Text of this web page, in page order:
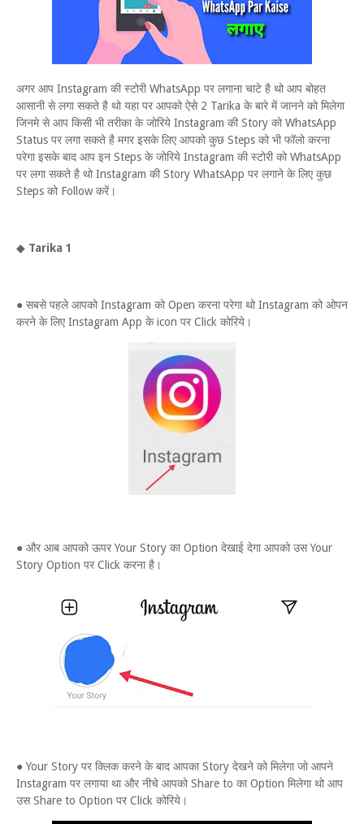
अगर आप Instagram की स्टोरी WhatsApp पर लगाना चाटे है थो आप बोहत
आसानी से लगा सकते है थो यहा पर आपको ऐसे 2 Tarika के बारे में जानने को मिलेगा
जिनमे से आप किसी भी तरीका के जोरिये Instagram की Story को WhatsApp
Status पर लगा सकते है मगर इसके लिए आपको कुछ Steps को भी फॉलो करना
परेगा इसके बाद आप इन Steps के जोरिये Instagram की स्टोरी को WhatsApp
पर लगा सकते है थो Instagram की Story WhatsApp पर लगाने के लिए कुछ
Steps को Follow करें।
◆ Tarika 1
● सबसे पहले आपको Instagram को Open करना परेगा थो Instagram को ओपन
करने के लिए Instagram App के icon पर Click कोरिये।
● और आब आपको ऊपर Your Story का Option देखाई देगा आपको उस Your
Story Option पर Click करना है।
● Your Story पर क्लिक करने के बाद आपका Story देखने को मिलेगा जो आपने
Instagram पर लगाया था और नीचे आपको Share to का Option मिलेगा थो आप
उस Share to Option पर Click कोरिये।